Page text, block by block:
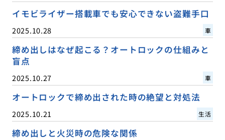
イモビライザー搭載車でも安心できない盗難手口
2025.10.28 車
締め出しはなぜ起こる？オートロックの仕組みと
盲点
2025.10.27 車
オートロックで締め出された時の絶望と対処法
2025.10.21 生活
締め出しと火災時の危険な関係